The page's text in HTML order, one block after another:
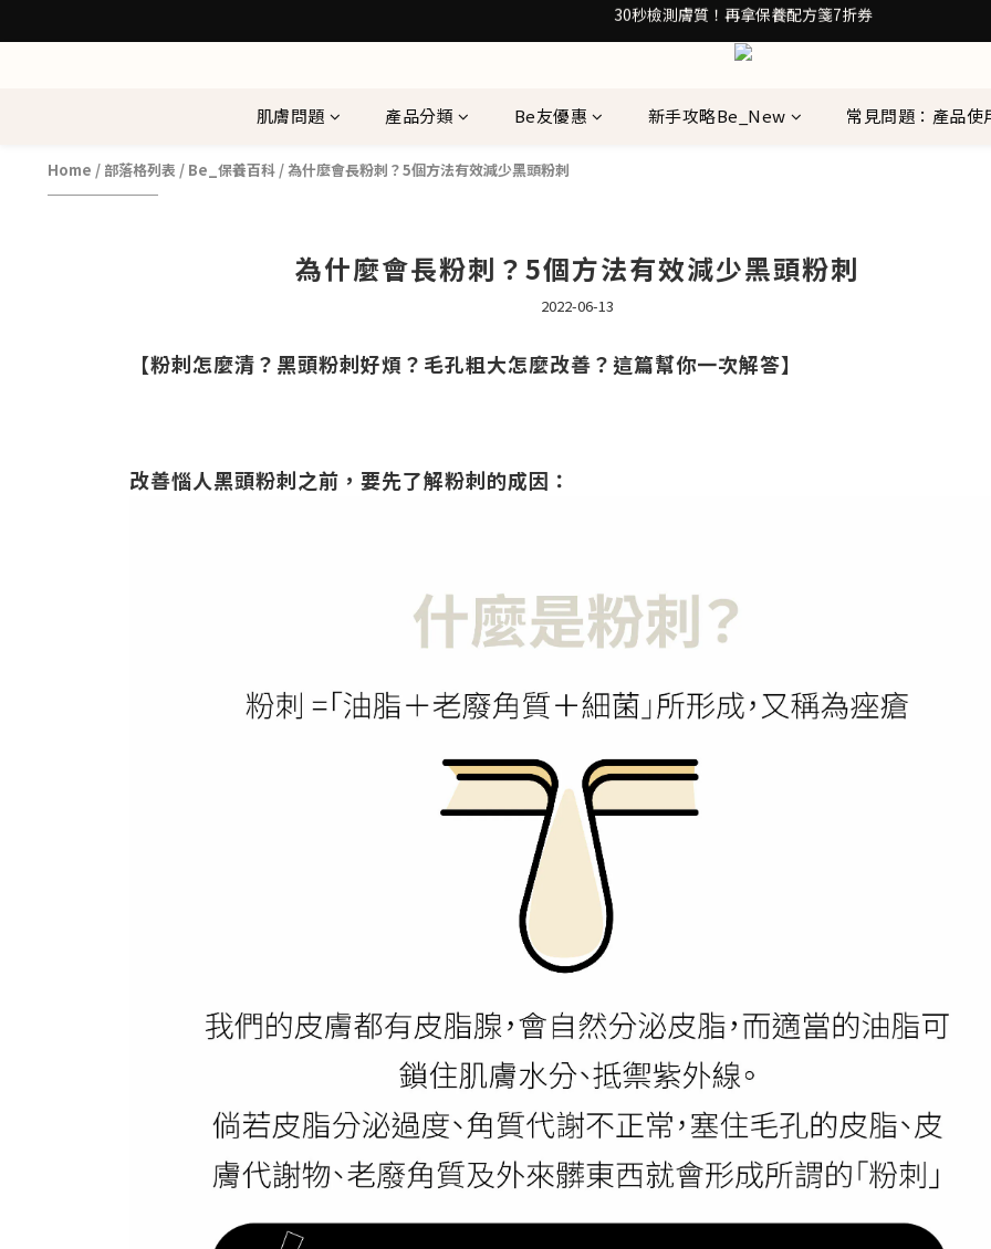
30秒檢測膚質！再拿保養配方箋7折券
加入Be友！獲取0元試用包
訂閱100+計畫 當筆即享8折優惠
30秒檢測膚質！再拿保養配方箋7折券
肌膚問題 產品分類 Be友優惠 新手攻略Be_New 常見問題：產品使
Home / 部落格列表 / Be_保養百科 /為什麼會長粉刺？5個方法有效減少黑頭粉刺
為什麼會長粉刺？5個方法有效減少黑頭粉刺
2022-06-13
【粉刺怎麼清？黑頭粉刺好煩？毛孔粗大怎麼改善？這篇幫你一次解答】
改善惱人黑頭粉刺之前，要先了解粉刺的成因：